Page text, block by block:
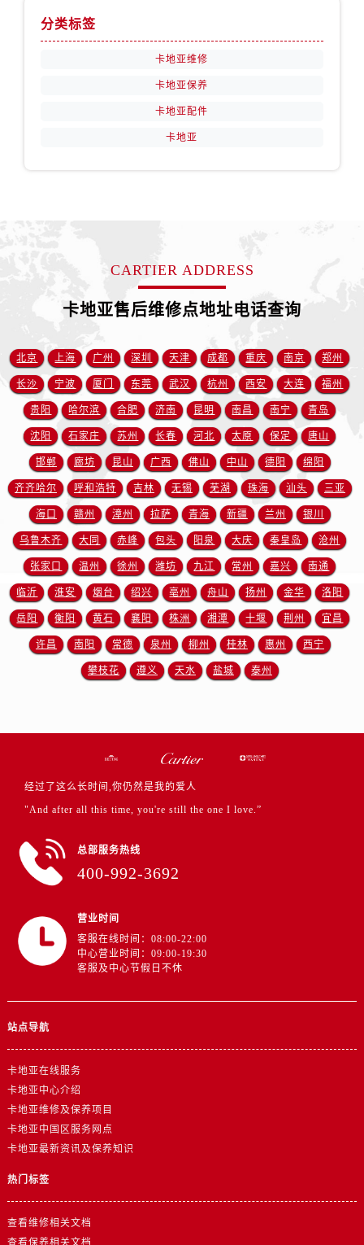
分类标签
卡地亚维修
卡地亚保养
卡地亚配件
卡地亚
CARTIER ADDRESS
卡地亚售后维修点地址电话查询
北京 上海 广州 深圳 天津 成都 重庆 南京 郑州
长沙 宁波 厦门 东莞 武汉 杭州 西安 大连 福州
贵阳 哈尔滨 合肥 济南 昆明 南昌 南宁 青岛
沈阳 石家庄 苏州 长春 河北 太原 保定 唐山
邯郸 廊坊 昆山 广西 佛山 中山 德阳 绵阳
齐齐哈尔 呼和浩特 吉林 无锡 芜湖 珠海 汕头 三亚
海口 赣州 漳州 拉萨 青海 新疆 兰州 银川
乌鲁木齐 大同 赤峰 包头 阳泉 大庆 秦皇岛 沧州
张家口 温州 徐州 潍坊 九江 常州 嘉兴 南通
临沂 淮安 烟台 绍兴 亳州 舟山 扬州 金华 洛阳
岳阳 衡阳 黄石 襄阳 株洲 湘潭 十堰 荆州 宜昌
许昌 南阳 常德 泉州 柳州 桂林 惠州 西宁
攀枝花 遵义 天水 盐城 泰州
经过了这么长时间,你仍然是我的爱人
"And after all this time, you're still the one I love.”
总部服务热线
400-992-3692
营业时间
客服在线时间：08:00-22:00
中心营业时间：09:00-19:30
客服及中心节假日不休
站点导航
卡地亚在线服务
卡地亚中心介绍
卡地亚维修及保养项目
卡地亚中国区服务网点
卡地亚最新资讯及保养知识
热门标签
查看维修相关文档
查看保养相关文档